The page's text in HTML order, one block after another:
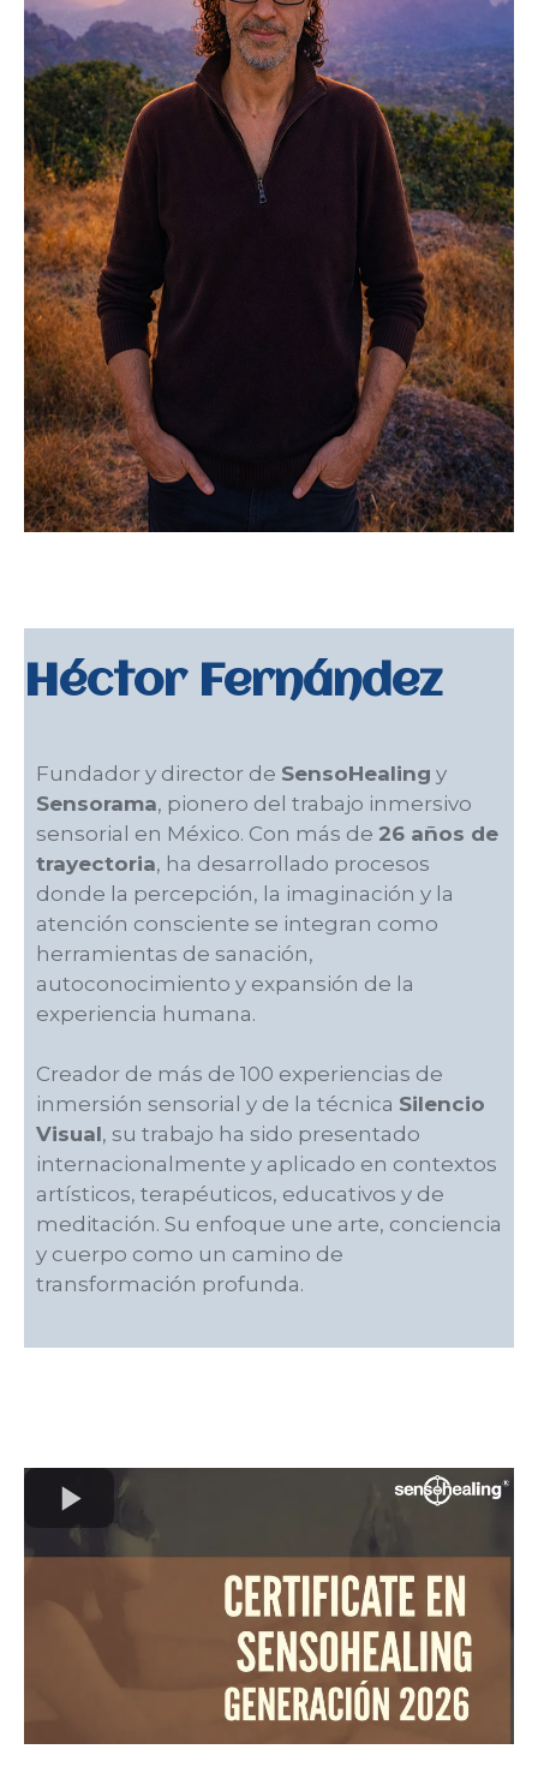
Héctor Fernández
Fundador y director de SensoHealing y
Sensorama, pionero del trabajo inmersivo
sensorial en México. Con más de 26 años de
trayectoria, ha desarrollado procesos
donde la percepción, la imaginación y la
atención consciente se integran como
herramientas de sanación,
autoconocimiento y expansión de la
experiencia humana.
Creador de más de 100 experiencias de
inmersión sensorial y de la técnica Silencio
Visual, su trabajo ha sido presentado
internacionalmente y aplicado en contextos
artísticos, terapéuticos, educativos y de
meditación. Su enfoque une arte, conciencia
y cuerpo como un camino de
transformación profunda.